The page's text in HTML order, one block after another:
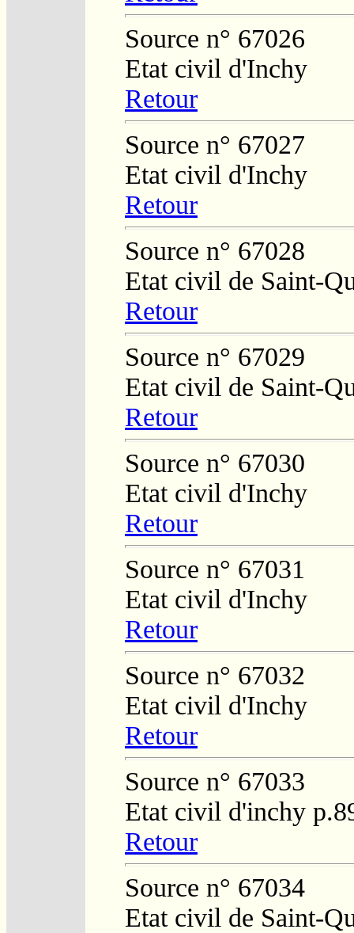
Source n° 67026
Etat civil d'Inchy
Retour
Source n° 67027
Etat civil d'Inchy
Retour
Source n° 67028
Etat civil de Saint-
Retour
Source n° 67029
Etat civil de Saint-
Retour
Source n° 67030
Etat civil d'Inchy
Retour
Source n° 67031
Etat civil d'Inchy
Retour
Source n° 67032
Etat civil d'Inchy
Retour
Source n° 67033
Etat civil d'inchy
Retour
Source n° 67034
Etat civil de Saint-